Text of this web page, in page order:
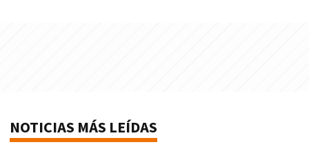
NOTICIAS MÁS LEÍDAS